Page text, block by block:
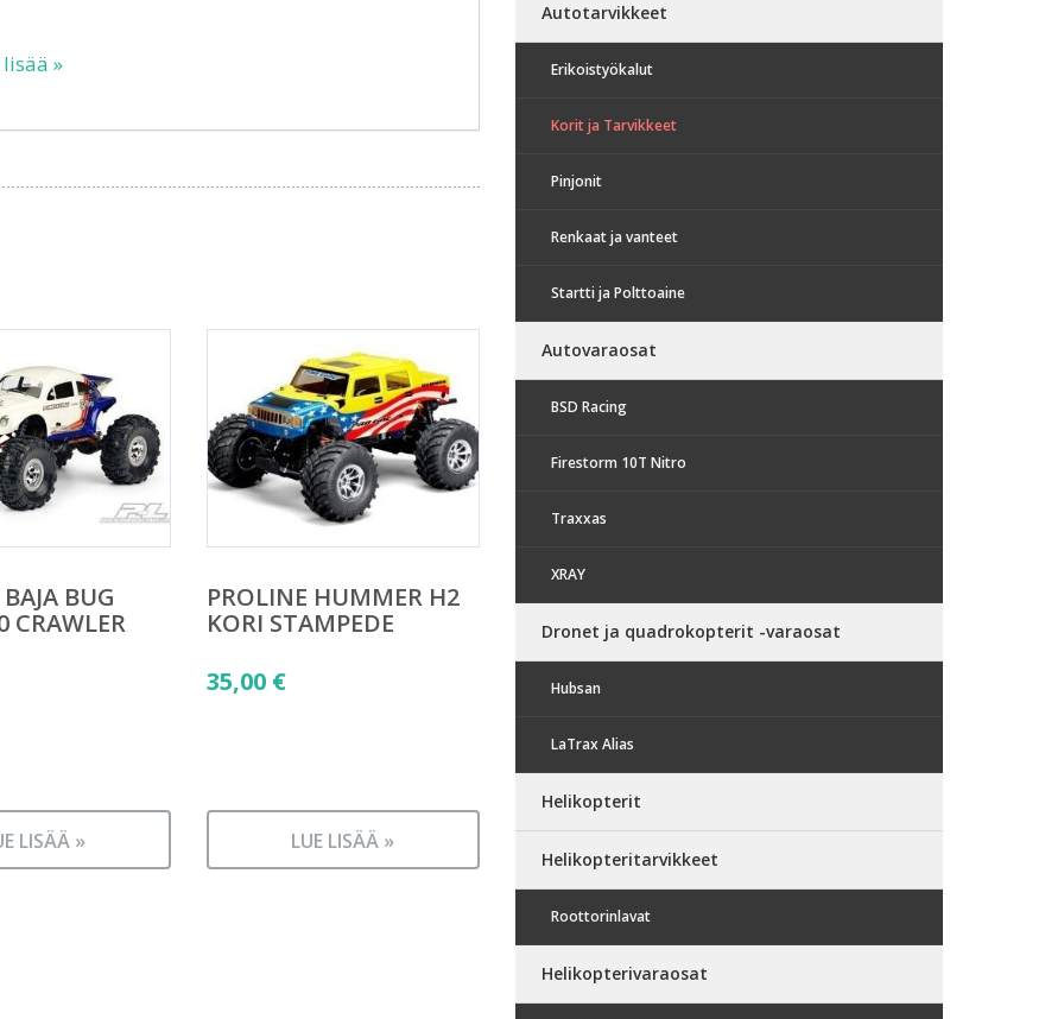
»
BUG
CRAWLER
LISÄÄ »
PROLINE HUMMER H2
KORI STAMPEDE
35,00 €
LUE LISÄÄ »
Autotarvikkeet
Erikoistyökalut
Korit ja Tarvikkeet
Pinjonit
Renkaat ja vanteet
Startti ja Polttoaine
Autovaraosat
BSD Racing
Firestorm 10T Nitro
Traxxas
XRAY
Dronet ja quadrokopterit -varaosat
Hubsan
LaTrax Alias
Helikopterit
Helikopteritarvikkeet
Roottorinlavat
Helikopterivaraosat